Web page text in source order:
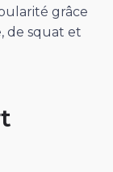
grâce
de squat et